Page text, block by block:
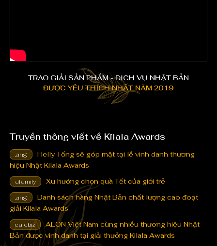
TRAO GIẢI SẢN PHẨM - DỊCH VỤ NHẬT BẢN
ĐƯỢC YÊU THÍCH NHẤT NĂM 2019
Truyền thông viết về Kilala Awards
zing
Helly Tống sẽ góp mặt tại lễ vinh danh thương
hiệu Nhật Kilala Awards
afamily Xu hướng chọn quà Tết của giới trẻ
zing
Danh sách hàng Nhật Bản chất lượng cao đoạt
giải Kilala Awards
cafebiz
AEON Việt Nam cùng nhiều thương hiệu Nhật
Bản được vinh danh tại giải thưởng Kilala Awards